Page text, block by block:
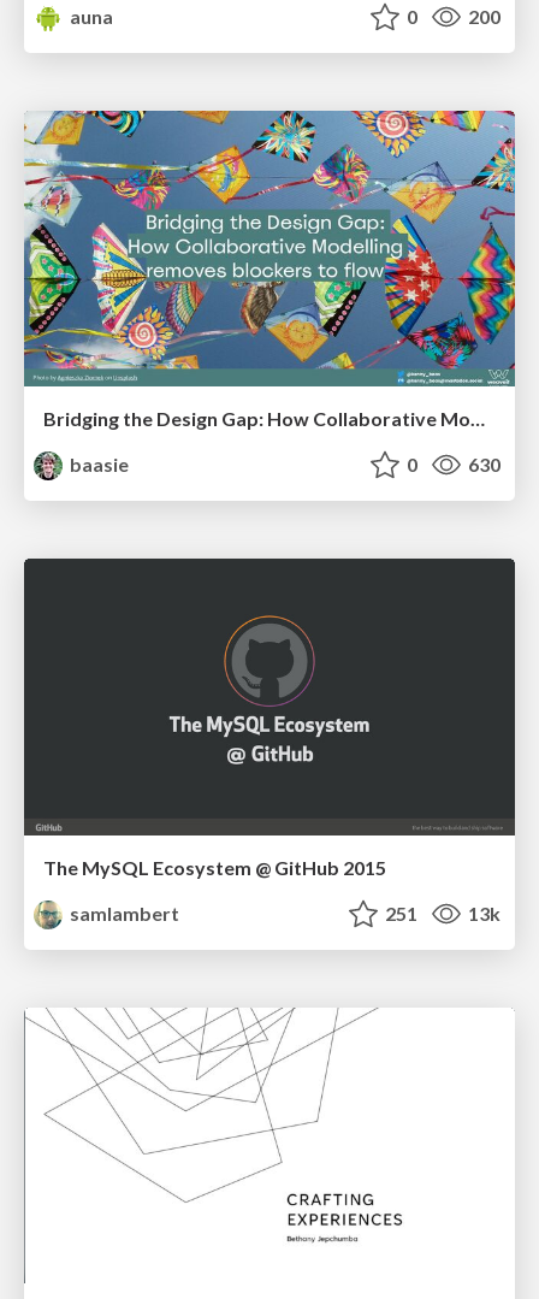
auna 0 200
Bridging the Design Gap: How Collaborative Modelling removes blockers to flow between stakeholders and teams @FastFlow conf
baasie
0 630
The MySQL Ecosystem @ GitHub 2015
samlambert
251 13k